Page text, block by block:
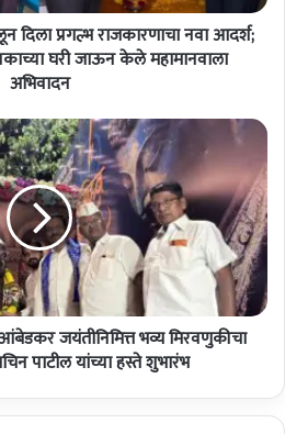
दिला प्रगल्भ राजकारणाचा नवा आदर्श;
घरी जाऊन केले महामानवाला
अभिवादन
जयंतीनिमित्त भव्य मिरवणुकीचा
पाटील यांच्या हस्ते शुभारंभ